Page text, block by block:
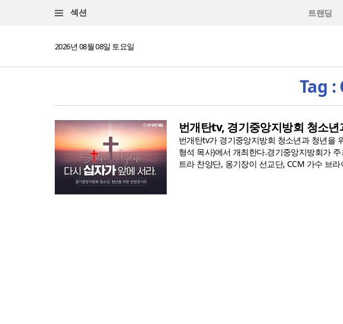
섹션 트랜딩
2026년 08월 08일 토요일
Tag :
번개탄tv, 경기중앙지방회 청소
번개탄tv가 경기중앙지방회 청소년과 청년을
형석 목사)에서 개최한다.경기중앙지방회가
트라 찬양단, 옹기장이 선교단, CCM 가수 브